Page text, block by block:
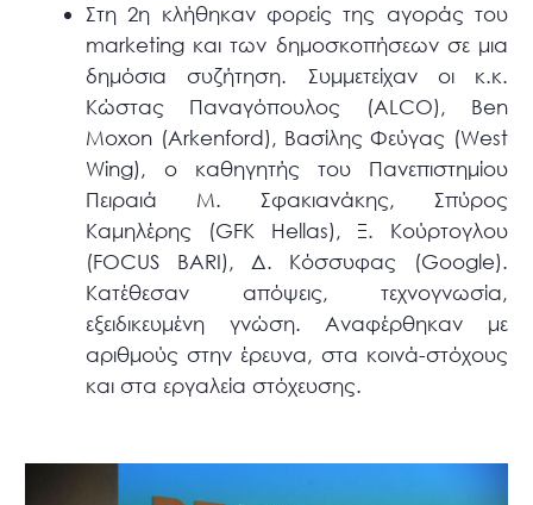
Στη 2η κλήθηκαν φορείς της αγοράς του
marketing και των δημοσκοπήσεων σε μια
δημόσια συζήτηση. Συμμετείχαν οι κ.κ.
Κώστας Παναγόπουλος (ALCO), Βen
Moxon (Arkenford), Βασίλης Φεύγας (West
Wing), o καθηγητής του Πανεπιστημίου
Πειραιά M. Σφακιανάκης, Σπύρος
Καμηλέρης (GFK Hellas), Ξ. Κούρτογλου
(FOCUS BARI), Δ. Κόσσυφας (Google).
Κατέθεσαν απόψεις, τεχνογνωσία,
εξειδικευμένη γνώση. Αναφέρθηκαν με
αριθμούς στην έρευνα, στα κοινά-στόχους
και στα εργαλεία στόχευσης.